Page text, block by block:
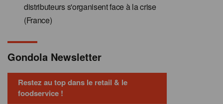
distributeurs s'organisent face à la crise
(France)
Gondola Newsletter
Restez au top dans le retail & le
foodservice !